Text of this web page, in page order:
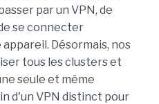
par un VPN, de
se connecter
Désormais, nos
tous les clusters et
seule et même
d'un VPN distinct pour